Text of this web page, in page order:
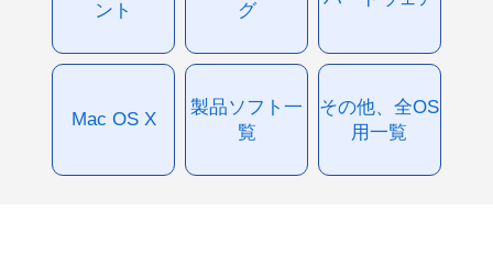
ント
グ
Mac OS X
製品ソフト一
覧
その他、全OS
用一覧